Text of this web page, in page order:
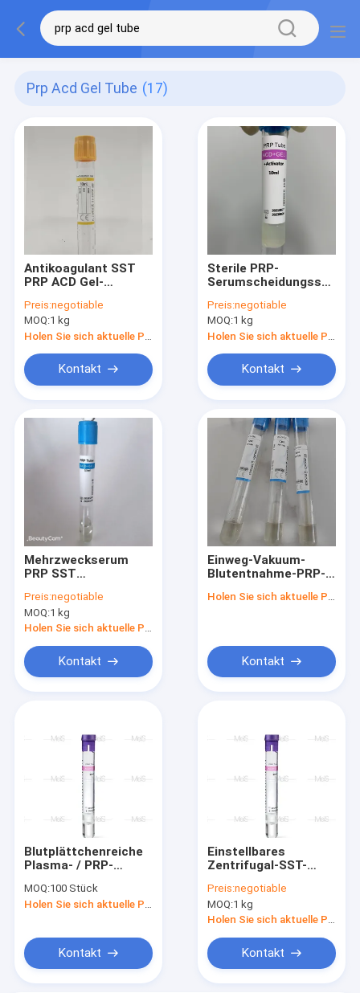
Prp Acd Gel Tube (17)
Antikoagulant SST
PRP ACD Gel-
Preis:negotiable
MOQ:1 kg
Kontakt
Sterile PRP-
Nicht toxisch
Preis:negotiable
MOQ:1 kg
Kontakt
Mehrzweckserum
PRP SST
Blutplättchenreiches
Plasma
Preis:negotiable
MOQ:1 kg
Kontakt
Einweg-Vakuum-
Blutentnahme-PRP-
Sterilröhre
Holen Sie sich aktuelle Preis
Kontakt
Blutplättchenreiche
Plasma- / PRP-
Beschleunigung der
Zellregeneration und
MOQ:100 Stück
Kontakt
Einstellbares
Zentrifugal-SST-
Trennung
Preis:negotiable
MOQ:1 kg
Holen Sie sich aktuelle Preis
Kontakt